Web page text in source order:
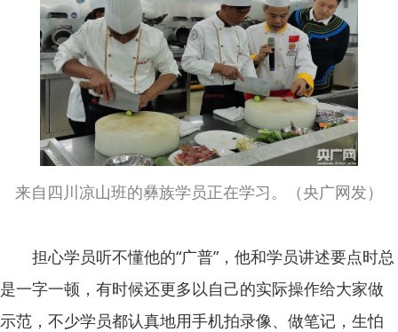
来自四川凉山班的彝族学员正在学习。（央广网发）
担心学员听不懂他的“广普”，他和学员讲述要点时总
是一字一顿，有时候还更多以自己的实际操作给大家做
示范，不少学员都认真地用手机拍录像、做笔记，生怕